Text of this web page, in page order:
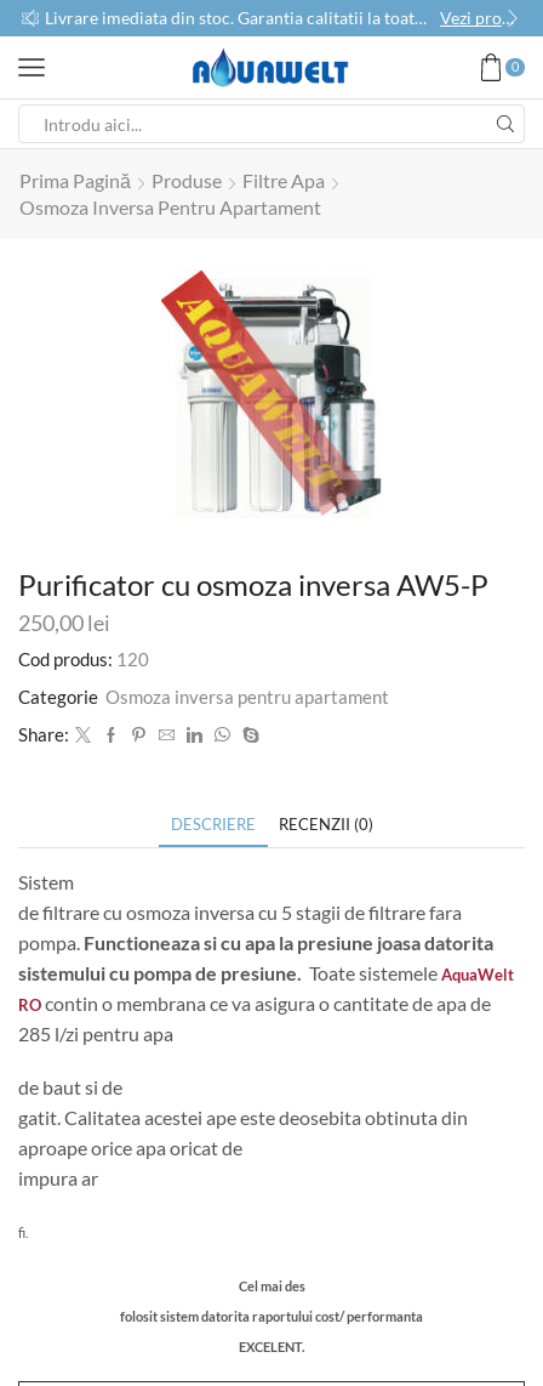
Livrare imediata din stoc. Garantia calitatii la toate produsele Vezi produse
0
Prima Pagină Produse
Filtre Apa
Osmoza Inversa Pentru Apartament
Purificator cu osmoza inversa AW5-P
250,00lei
Cod produs: 120
Categorie Osmoza inversa pentru apartament
Share:
DESCRIERE RECENZII (0)
Sistem
de filtrare cu osmoza inversa cu 5 stagii de filtrare fara
pompa. Functioneaza si cu apa la presiune joasa datorita
sistemului cu pompa de presiune. Toate sistemeleAquaWelt
ROcontin o membrana ce va asigura o cantitate de apa de
285 l/zi pentru apa
de baut si de
gatit. Calitatea acestei ape este deosebita obtinuta din
aproape orice apa oricat de
impura ar
fi.
Cel mai des
folosit sistem datorita raportului cost/ performanta
EXCELENT.